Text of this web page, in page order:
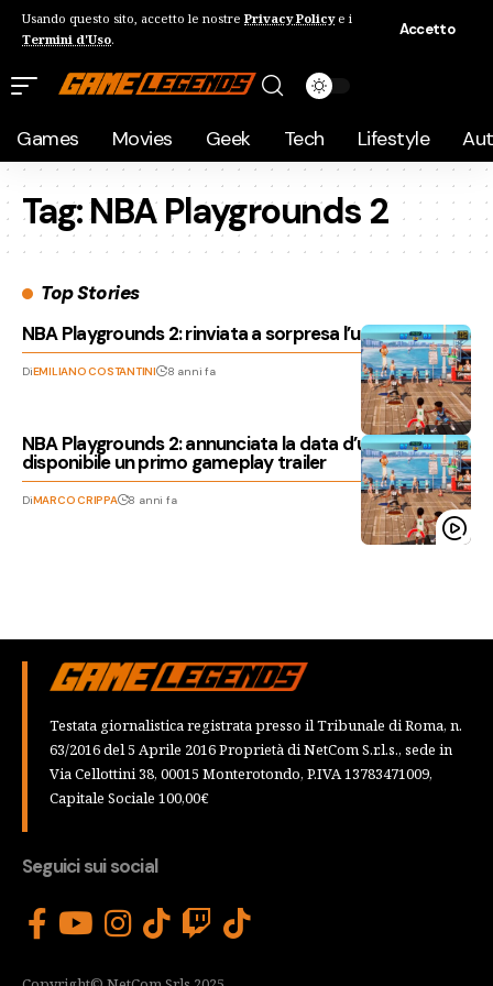
Usando questo sito, accetto le nostre Privacy Policye i
Termini d'Uso.
Accetto
Games Movies Geek Tech Lifestyle
Tag:NBA Playgrounds 2
Top Stories
NBA Playgrounds 2: rinviata a sorpresa l’uscita
DiEMILIANO COSTANTINI 8 anni fa
NBA Playgrounds 2: annunciata la data d’uscita e
disponibile un primo gameplay trailer
DiMARCO CRIPPA 8 anni fa
Testata giornalistica registrata presso il Tribunale di Roma, n.
63/2016 del 5 Aprile 2016 Proprietà di NetCom S.r.l.s., sede in
Via Cellottini 38, 00015 Monterotondo, P.IVA 13783471009,
Capitale Sociale 100,00€
Seguici sui social